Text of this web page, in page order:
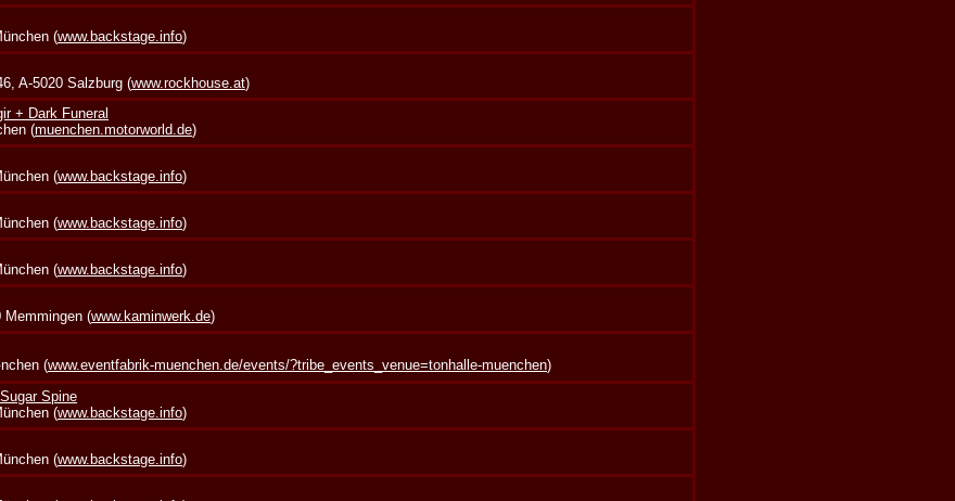
(www.backstage.info)
A-5020 Salzburg (www.rockhouse.at)
+ Dark Funeral
(muenchen.motorworld.de)
(www.backstage.info)
(www.backstage.info)
(www.backstage.info)
Memmingen (www.kaminwerk.de)
(www.eventfabrik-muenchen.de/events/?tribe_events_venue=tonhalle-muenchen)
Spine
(www.backstage.info)
(www.backstage.info)